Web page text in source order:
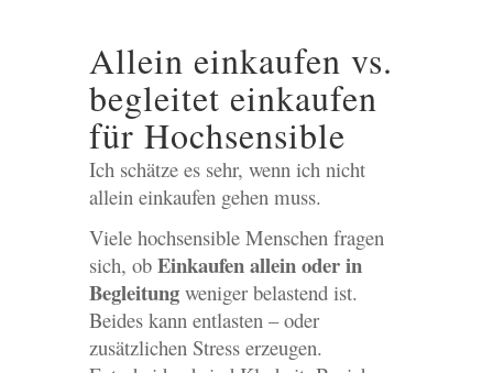
Allein einkaufen vs.
begleitet einkaufen
für Hochsensible
Ich schätze es sehr, wenn ich nicht
allein einkaufen gehen muss.
Viele hochsensible Menschen fragen
sich, ob Einkaufen allein oder in
Begleitungweniger belastend ist.
Beides kann entlasten – oder
zusätzlichen Stress erzeugen.